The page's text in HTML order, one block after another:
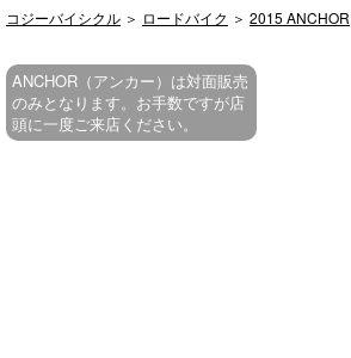
コジーバイシクル ＞ ロードバイク ＞ 2015 ANCHOR
ANCHOR（アンカー）は対面販売
のみとなります。お手数ですが店
頭に一度ご来店ください。